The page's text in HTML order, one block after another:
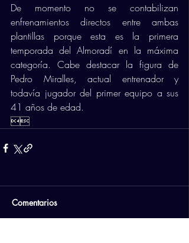
De momento no se contabilizan
enfrenamientos directos entre ambas
plantillas porque esta es la primera
temporada del Almoradí en la máxima
categoría. Cabe destacar la figura de
Pedro Miralles, actual entrenador y
todavía jugador del primer equipo a sus
41 años de edad.

Comentarios